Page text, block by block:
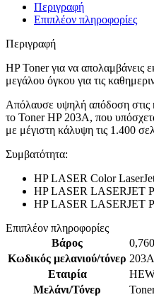
Περιγραφή
Επιπλέον πληροφορίες
Περιγραφή
HP Toner για να απολαμβάνεις
μεγάλου όγκου για τις
Απόλαυσε υψηλή απόδοση στις
το Toner HP 203A, που
με μέγιστη κάλυψη τις 1.400
Συμβατότητα:
HP LASER Color
HP LASER LASERJET
HP LASER LASERJET
Επιπλέον πληροφορίες
Βάρος
Κωδικός μελανιού/τόνερ 203A
Εταιρία
Μελάνι/Τόνερ